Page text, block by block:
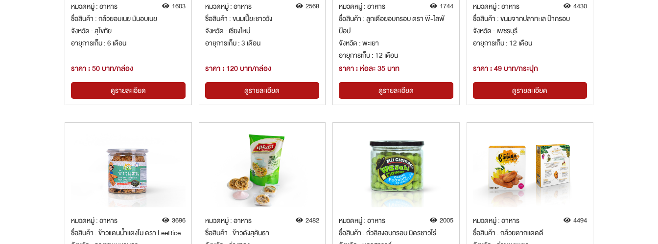
หมวดหมู่ : อาหาร 1603
ชื่อสินค้า : กล้วยอบเนย มันอบเนย
จังหวัด : สุโขทัย
อายุการเก็บ : 6 เดือน
ราคา : 50 บาท/กล่อง
ดูรายละเอียด
หมวดหมู่ : อาหาร 2568
ชื่อสินค้า : ขนมเปี๊ยะชาววัง
จังหวัด : เชียงใหม่
อายุการเก็บ : 3 เดือน
ราคา : 120 บาท/กล่อง
ดูรายละเอียด
หมวดหมู่ : อาหาร 1744
ชื่อสินค้า : ลูกเดือยอบกรอบ ตรา พี-ไลฟ์
ป๊อป
จังหวัด : พะเยา
อายุการเก็บ : 12 เดือน
ราคา : ห่อละ 35 บาท
ดูรายละเอียด
หมวดหมู่ : อาหาร 4430
ชื่อสินค้า : ขนมจากปลาทะเล ป๋ากรอบ
จังหวัด : เพชรบุรี
อายุการเก็บ : 12 เดือน
ราคา : 49 บาท/กระปุก
ดูรายละเอียด
หมวดหมู่ : อาหาร 3696
ชื่อสินค้า : ข้าวแตนน้ำแตงโม ตรา LeeRice
หมวดหมู่ : อาหาร 2482
ชื่อสินค้า : ข้าวตังสุคันธา
หมวดหมู่ : อาหาร 2005
ชื่อสินค้า : ถั่วลิสงอบกรอบ มิตรชาวไร่
หมวดหมู่ : อาหาร 4494
ชื่อสินค้า : กล้วยตากแดดดี